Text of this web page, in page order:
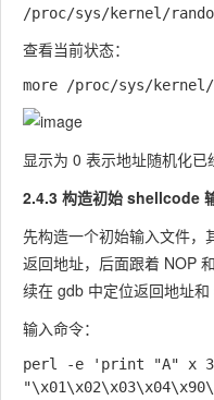
查看当前状态：
显示为 0 表示地址随机化已
2.4.3 构造初始 shellcode
先构造一个初始输入文件，
返回地址，后面跟着 NOP
续在 gdb 中定位返回地址和
输入命令：
perl -e 'print "A" x